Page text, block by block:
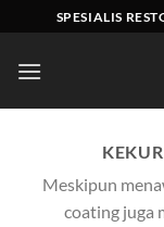
to
content
SPESIALIS
Meskipun
coating juga